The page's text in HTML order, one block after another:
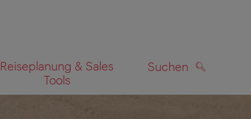
Reiseplanung & Sales
Tools
Suchen